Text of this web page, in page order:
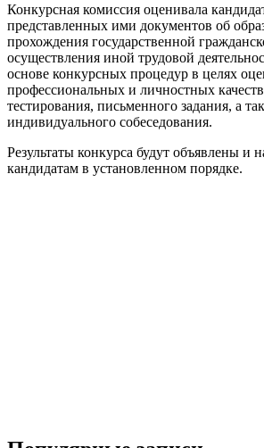
Конкурсная комиссия оценивала
представленных ими документов об
прохождения государственной
осуществления иной трудовой
основе конкурсных процедур в целях
профессиональных и личностных
тестирования, письменного задания, а
индивидуального собеседования.
Результаты конкурса будут объявлены и
кандидатам в установленном порядке.